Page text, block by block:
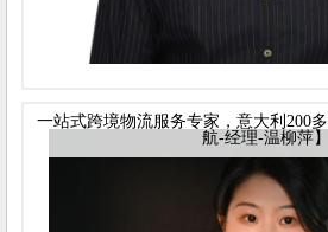
一站式跨境物流服务专家，意大利200
航-经理-温柳萍】